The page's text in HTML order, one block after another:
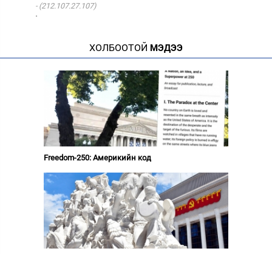
(212.107.27.107)
·
ХОЛБООТОЙ МЭДЭЭ
Freedom-250: Америкийн код